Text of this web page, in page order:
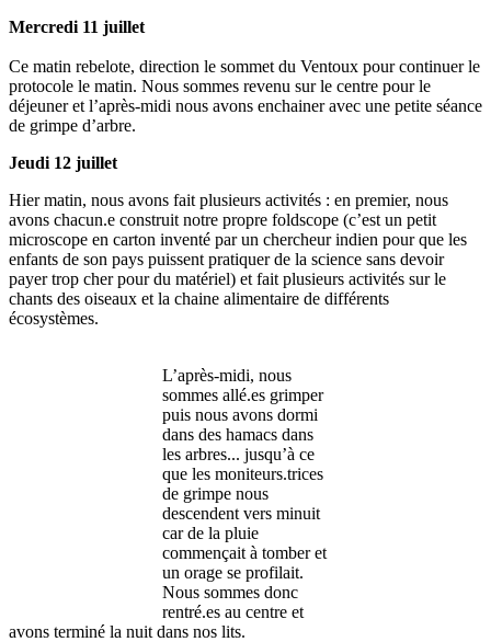
Mercredi 11 juillet
Ce matin rebelote, direction le sommet du Ventoux pour continuer le
protocole le matin. Nous sommes revenu sur le centre pour le
déjeuner et l’après-midi nous avons enchainer avec une petite séance
de grimpe d’arbre.
Jeudi 12 juillet
Hier matin, nous avons fait plusieurs activités : en premier, nous
avons chacun.e construit notre propre foldscope (c’est un petit
microscope en carton inventé par un chercheur indien pour que les
enfants de son pays puissent pratiquer de la science sans devoir
payer trop cher pour du matériel) et fait plusieurs activités sur le
chants des oiseaux et la chaine alimentaire de différents
écosystèmes.
L’après-midi, nous
sommes allé.es grimper
puis nous avons dormi
dans des hamacs dans
les arbres... jusqu’à ce
que les moniteurs.trices
de grimpe nous
descendent vers minuit
car de la pluie
commençait à tomber et
un orage se profilait.
Nous sommes donc
rentré.es au centre et
avons terminé la nuit dans nos lits.